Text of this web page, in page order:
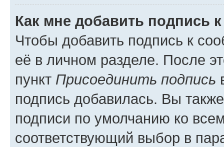
Как мне добавить подпись
Чтобы добавить подпись к
её в личном разделе. После
пункт Присоединить подпись
подпись добавилась. Вы
подписи по умолчанию ко
соответствующий выбор в